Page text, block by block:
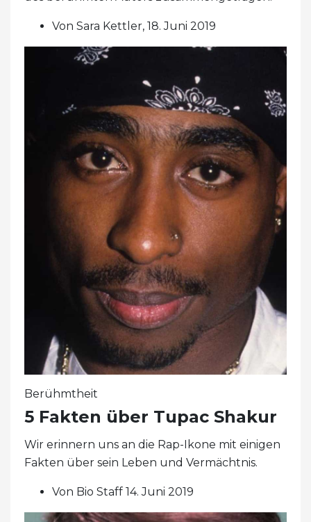
Von Sara Kettler, 18. Juni 2019
Berühmtheit
5 Fakten über Tupac Shakur
Wir erinnern uns an die Rap-Ikone mit einigen
Fakten über sein Leben und Vermächtnis.
Von Bio Staff 14. Juni 2019